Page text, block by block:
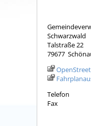
Schwarzwald
Talstraße 22
79677
Telefon
Fax